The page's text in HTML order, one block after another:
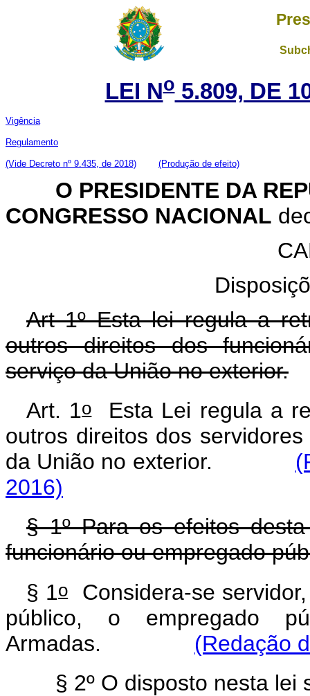
LEI No5.809, DE
Vigência
Regulamento
(Vide Decreto nº 9.435, de 2018) (Produção de efeito)
O PRESIDENTE DA
CONGRESSO NACIONAL
Art 1º Esta lei regula a
outros direitos dos
serviço da União no exterior.
Art. 1oEsta Lei regula a
outros direitos dos
da União no exterior.
2016)
§ 1º Para os efeitos
funcionário ou empregado
§ 1oConsidera-se
público, o empregado
Armadas. (Redação
§ 2º O disposto nesta lei